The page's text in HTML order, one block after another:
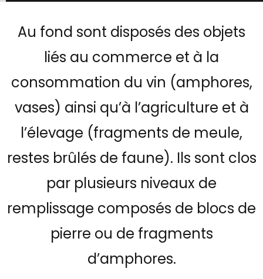
Au fond sont disposés des objets
liés au commerce et à la
consommation du vin (amphores,
vases) ainsi qu’à l’agriculture et à
l’élevage (fragments de meule,
restes brûlés de faune). Ils sont clos
par plusieurs niveaux de
remplissage composés de blocs de
pierre ou de fragments
d’amphores.